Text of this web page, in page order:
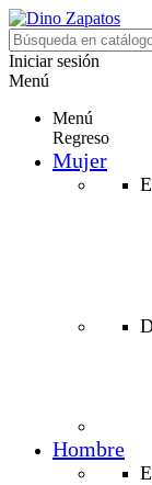
Iniciar sesión
Menú
Menú
Regreso
Mujer
Hombre